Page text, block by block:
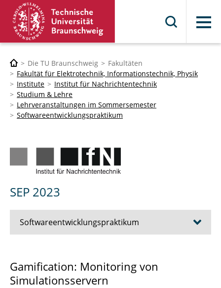
Menü
Die TU Braunschweig
Fakultäten
Fakultät für Elektrotechnik, Informationstechnik, Physik
Institute
Institut für Nachrichtentechnik
Studium & Lehre
Lehrveranstaltungen im Sommersemester
Softwareentwicklungspraktikum
SEP 2023
Softwareentwicklungspraktikum
SEP 2023
Gamification: Monitoring von
Simulationsservern